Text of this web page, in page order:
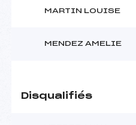
MARTIN LOUISE
MENDEZ AMELIE
Disqualifiés